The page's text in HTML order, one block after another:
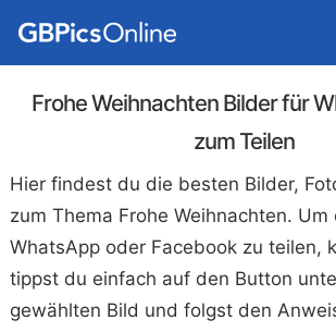
Frohe Weihnachten Bilder für
zum Teilen
Hier findest du die besten Bilder,
zum Thema Frohe Weihnachten. Um
WhatsApp oder Facebook zu teilen,
tippst du einfach auf den Button
gewählten Bild und folgst den